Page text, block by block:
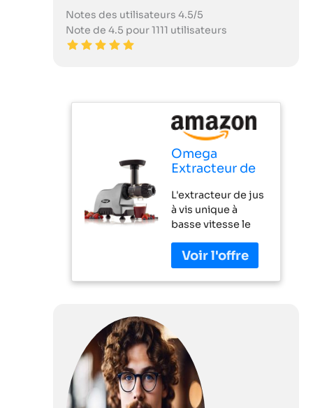
Notes des utilisateurs 4.5/5
Note de 4.5 pour 1111 utilisateurs
Omega
Extracteur de
Compact
Juicer |
OMEGA, 200-
Watt, Gris
L'extracteur de jus
à vis unique à
basse vitesse le
d'Omega La basse
vitesse (80
trs/min) minimise
Nettoyage facile
et fonctionnement
silencieux Livré
avec tamis à jus,
tamis plein et